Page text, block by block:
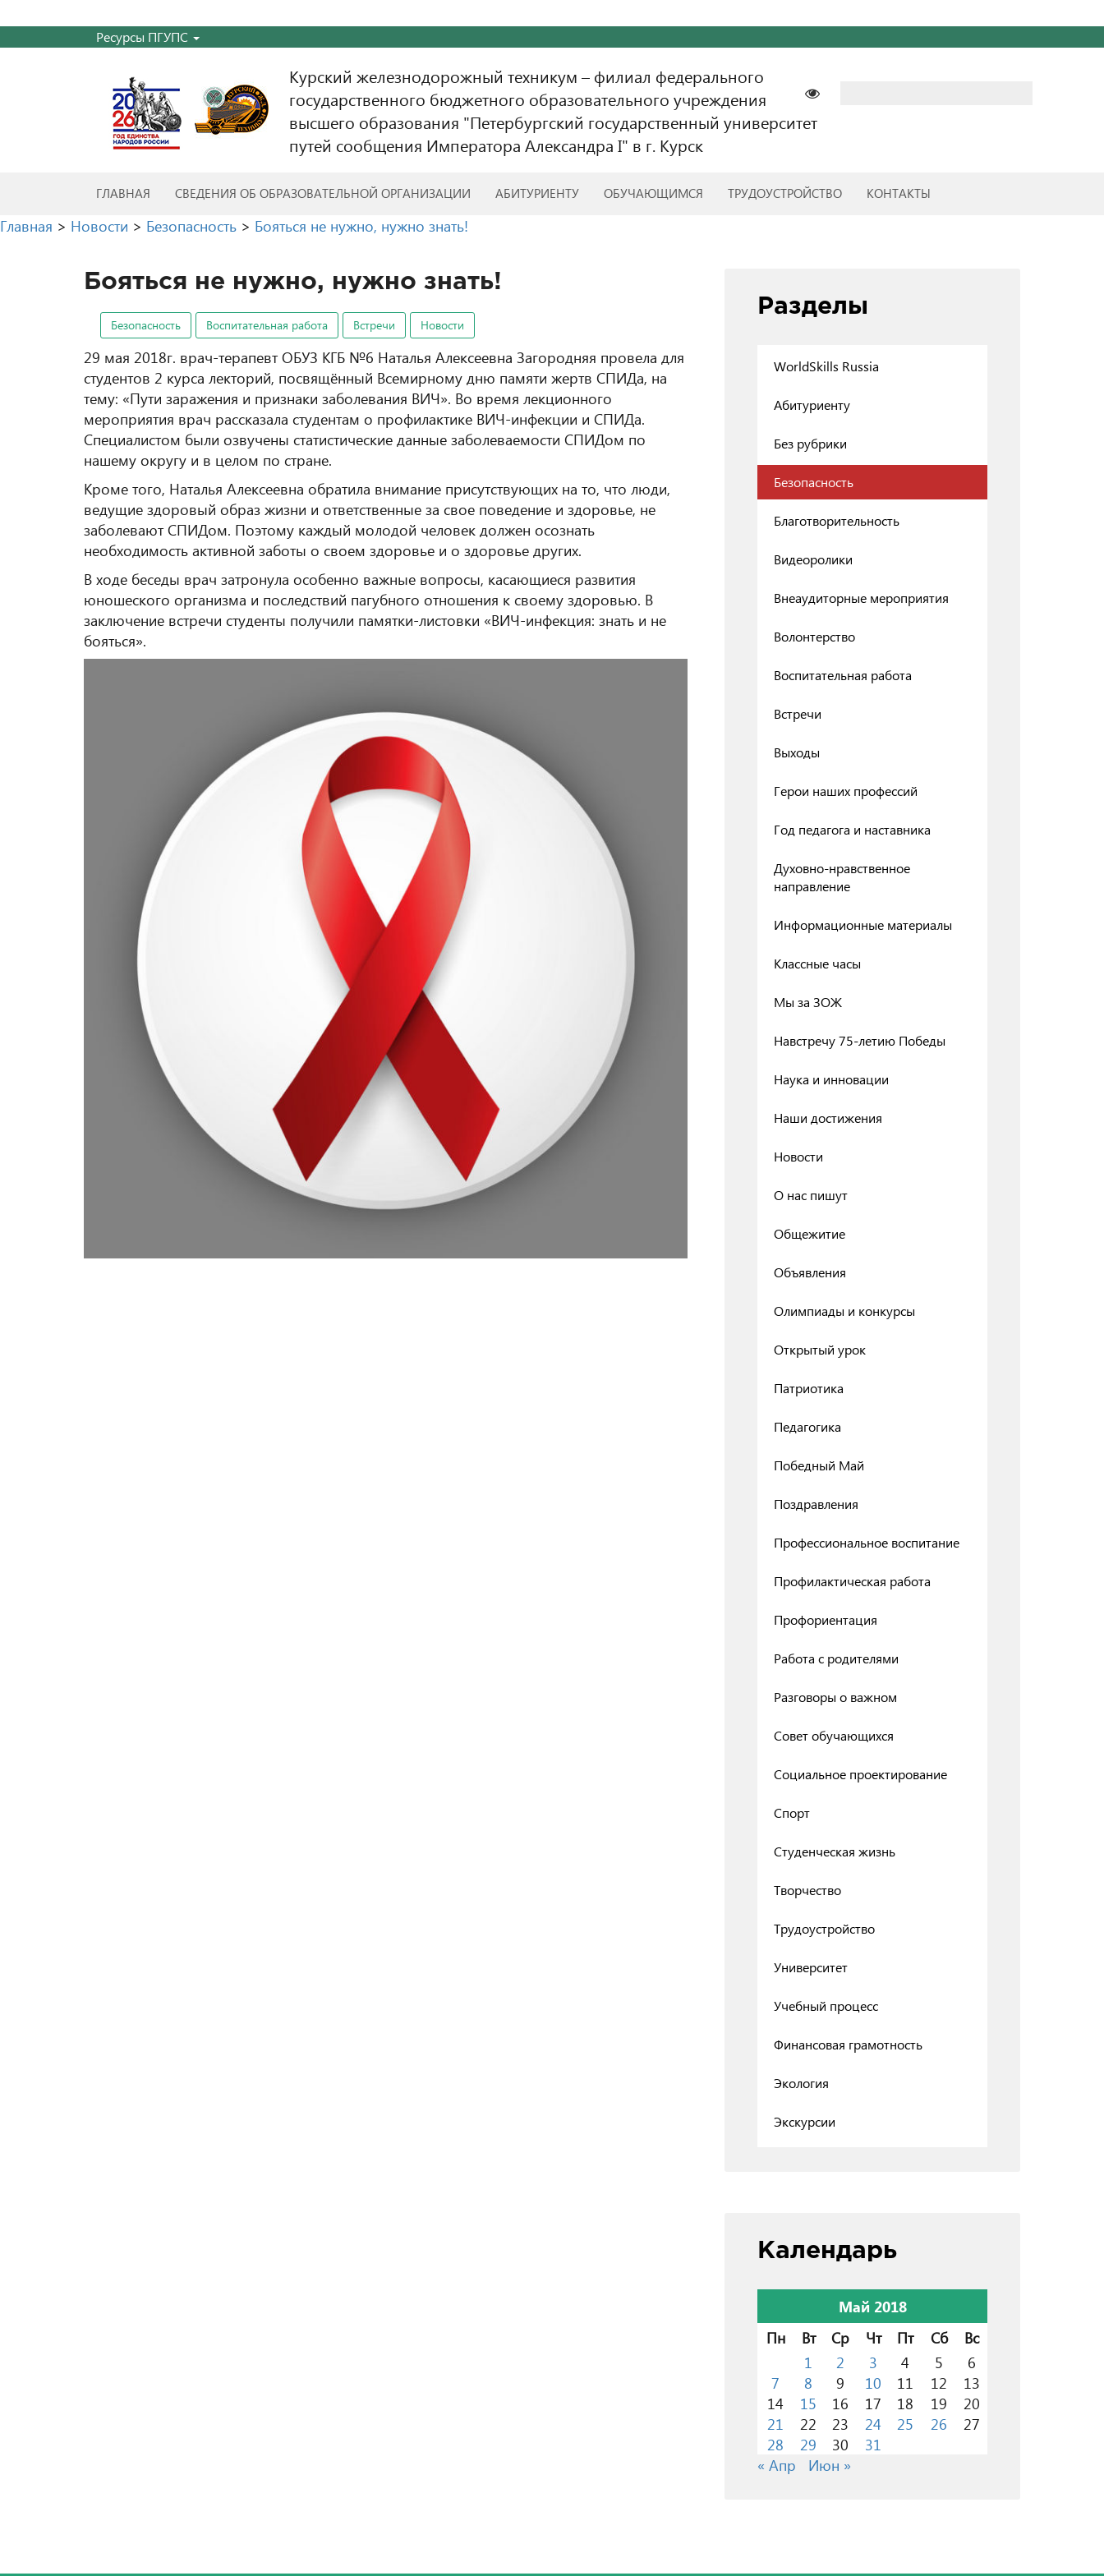
Ресурсы ПГУПС
Курский железнодорожный техникум – филиал федерального
государственного бюджетного образовательного учреждения
высшего образования "Петербургский государственный университет
путей сообщения Императора Александра I" в г. Курск
ГЛАВНАЯ СВЕДЕНИЯ ОБ ОБРАЗОВАТЕЛЬНОЙ ОРГАНИЗАЦИИ АБИТУРИЕНТУ ОБУЧАЮЩИМСЯ ТРУДОУСТРОЙСТВО КОНТАКТЫ
Главная > Новости > Безопасность > Бояться не нужно, нужно знать!
Бояться не нужно, нужно знать!
Безопасность Воспитательная работа Встречи Новости
29 мая 2018г. врач-терапевт ОБУЗ КГБ №6 Наталья Алексеевна Загородняя провела для
студентов 2 курса лекторий, посвящённый Всемирному дню памяти жертв СПИДа, на
тему: «Пути заражения и признаки заболевания ВИЧ». Во время лекционного
мероприятия врач рассказала студентам о профилактике ВИЧ-инфекции и СПИДа.
Специалистом были озвучены статистические данные заболеваемости СПИДом по
нашему округу и в целом по стране.
Кроме того, Наталья Алексеевна обратила внимание присутствующих на то, что люди,
ведущие здоровый образ жизни и ответственные за свое поведение и здоровье, не
заболевают СПИДом. Поэтому каждый молодой человек должен осознать
необходимость активной заботы о своем здоровье и о здоровье других.
В ходе беседы врач затронула особенно важные вопросы, касающиеся развития
юношеского организма и последствий пагубного отношения к своему здоровью. В
заключение встречи студенты получили памятки-листовки «ВИЧ-инфекция: знать и не
бояться».
Разделы
WorldSkills Russia
Абитуриенту
Без рубрики
Безопасность
Благотворительность
Видеоролики
Внеаудиторные мероприятия
Волонтерство
Воспитательная работа
Встречи
Выходы
Герои наших профессий
Год педагога и наставника
Духовно-нравственное
направление
Информационные материалы
Классные часы
Мы за ЗОЖ
Навстречу 75-летию Победы
Наука и инновации
Наши достижения
Новости
О нас пишут
Общежитие
Объявления
Олимпиады и конкурсы
Открытый урок
Патриотика
Педагогика
Победный Май
Поздравления
Профессиональное воспитание
Профилактическая работа
Профориентация
Работа с родителями
Разговоры о важном
Совет обучающихся
Социальное проектирование
Спорт
Студенческая жизнь
Творчество
Трудоустройство
Университет
Учебный процесс
Финансовая грамотность
Экология
Экскурсии
Календарь
Май 2018
Пн
Вт Ср Чт Пт Сб
Вс
1
2 3 4 5
6
7
8 9 10 11 12
13
14
15 16 17 18 19
20
21
22 23 24 25 26
27
28
29 30
31
« Апр
Июн »